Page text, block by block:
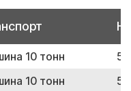
10 тонн
10 тонн